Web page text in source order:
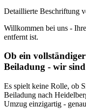
Detaillierte Beschriftung
Willkommen bei uns -
entfernt ist.
Ob ein
Beiladung - wir
Es spielt keine Rolle, ob
Beiladung nach
Umzug einzigartig -